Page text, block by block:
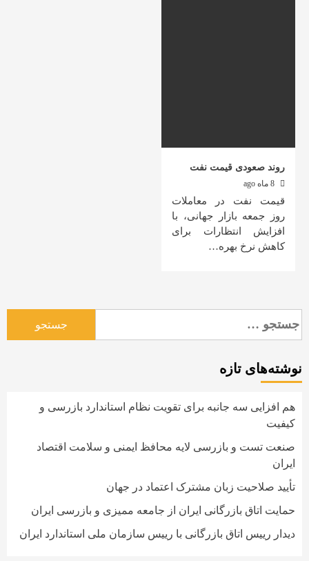
روند صعودی قیمت نفت
قیمت نفت در معاملات
روز جمعه بازار جهانی، با
افزایش انتظارات برای
کاهش نرخ بهره…
جستجو
برای:
نوشته‌های تازه
هم افزایی سه جانبه برای تقویت نظام استاندارد بازرسی و
کیفیت
صنعت تست و بازرسی لایه محافظ ایمنی و سلامت اقتصاد
ایران
تأیید صلاحیت زبان مشترک اعتماد در جهان
حمایت اتاق بازرگانی ایران از جامعه ممیزی و بازرسی ایران
دیدار رییس اتاق بازرگانی با رییس سازمان ملی استاندارد ایران